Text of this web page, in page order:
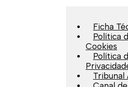
Ficha
Política
Cookies
Política
Tribunal